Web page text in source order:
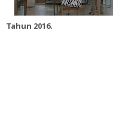
Tahun 2016.